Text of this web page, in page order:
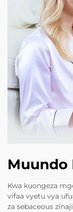
Muundo
Kwa kuongeza
vifaa vyetu vya
za sebaceous